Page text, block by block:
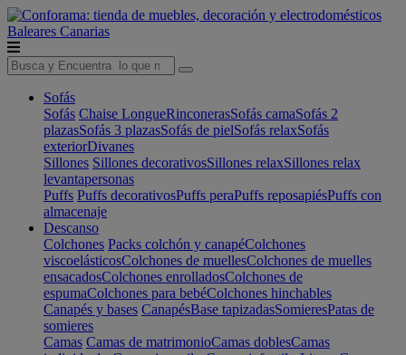
Baleares Canarias
Sofás
Sofás Chaise LongueRinconerasSofás camaSofás 2
plazasSofás 3 plazasSofás de pielSofás relaxSofás
exteriorDivanes
Sillones Sillones decorativosSillones relaxSillones relax
levantapersonas
Puffs Puffs decorativosPuffs peraPuffs reposapiésPuffs con
almacenaje
Descanso
Colchones Packs colchón y canapéColchones
viscoelásticosColchones de muellesColchones de muelles
ensacadosColchones enrolladosColchones de
espumaColchones para bebéColchones hinchables
Canapés y bases CanapésBase tapizadasSomieresPatas de
somieres
Camas Camas de matrimonioCamas doblesCamas